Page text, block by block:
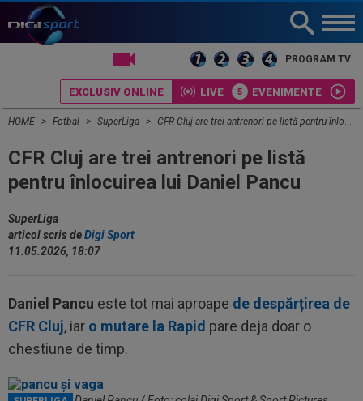
PROGRAM TV
EXCLUSIV ONLINE LIVE EVENIMENTE
HOME Fotbal SuperLiga CFR Cluj are trei antrenori pe listă pentru înlocuirea lui Daniel Pancu
CFR Cluj are trei antrenori pe listă
pentru înlocuirea lui Daniel Pancu
SuperLiga
articol scris deDigi Sport
11.05.2026, 18:07
Daniel Pancu este tot mai aproape de despărțirea de
CFR Cluj, iar o mutare la Rapid pare deja doar o
chestiune de timp.